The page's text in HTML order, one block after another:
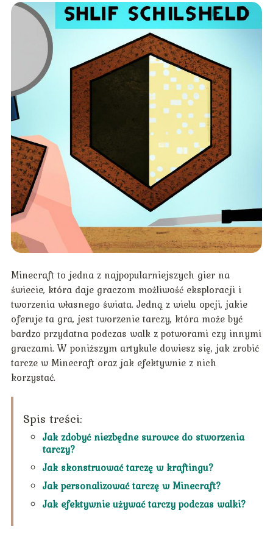
Minecraft to jedna z najpopularniejszych gier na
świecie, która daje graczom możliwość eksploracji i
tworzenia własnego świata. Jedną z wielu opcji, jakie
oferuje ta gra, jest tworzenie tarczy, która może być
bardzo przydatna podczas walk z potworami czy innymi
graczami. W poniższym artykule dowiesz się, jak zrobić
tarcze w Minecraft oraz jak efektywnie z nich
korzystać.
Spis treści:
Jak zdobyć niezbędne surowce do stworzenia
tarczy?
Jak skonstruować tarczę w kraftingu?
Jak personalizować tarczę w Minecraft?
Jak efektywnie używać tarczy podczas walki?